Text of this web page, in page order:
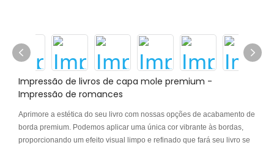
Impressão de livros de capa mole premium -
Impressão de romances
Aprimore a estética do seu livro com nossas opções de acabamento de
borda premium. Podemos aplicar uma única cor vibrante às bordas,
proporcionando um efeito visual limpo e refinado que fará seu livro se